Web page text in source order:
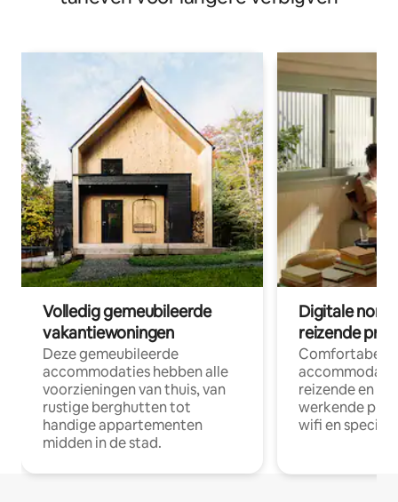
Volledig gemeubileerde
vakantiewoningen
Deze gemeubileerde
accommodaties hebben alle
voorzieningen van thuis, van
rustige berghutten tot
handige appartementen
midden in de stad.
Digitale
reizende
Comfortabele
reizende en
werkende
wifi en